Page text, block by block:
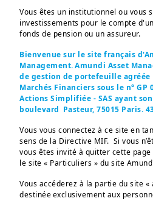
Vous êtes un institutionnel ou vous
investissements pour le compte
fonds de pension ou un assureur.
Bienvenue sur le site français
Management. Amundi Asset
de gestion de portefeuille agréée
Marchés Financiers sous le n° GP
Actions Simplifiée - SAS ayant
boulevard Pasteur, 75015 Paris.
Vous vous connectez à ce site en
sens de la Directive MIF. Si vous
vous êtes invité à quitter cette
le site « Particuliers » du site
Vous accéderez à la partie du site «
destinée exclusivement aux
informations non-
une offre d’achat, une
investissement dans les
d’Amundi ou de l’une
ne garantit que les
d’investissement ou la
les prévisions, évaluations
sont fournies afin
les sujets abordés. Ces
subjectives et peuvent
d’une méthodologie
aboutir à des résultats
prévisions, évaluations et
comme des
Investir implique des